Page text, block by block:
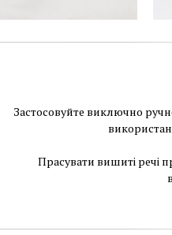
Застосовуйте виключно
Прасувати вишиті речі